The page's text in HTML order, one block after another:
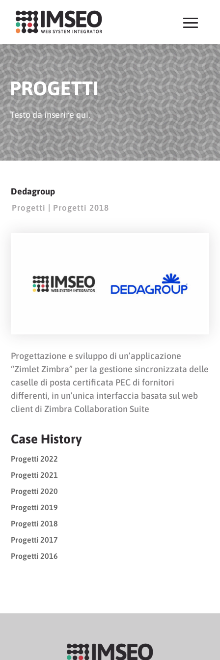
PROGETTI
Testo da inserire qui.
Dedagroup
Progetti Progetti 2018
Progettazione e sviluppo di un’applicazione
“Zimlet Zimbra” per la gestione sincronizzata delle
caselle di posta certificata PEC di fornitori
differenti, in un’unica interfaccia basata sul web
client di Zimbra Collaboration Suite
Case History
Progetti 2022
Progetti 2021
Progetti 2020
Progetti 2019
Progetti 2018
Progetti 2017
Progetti 2016